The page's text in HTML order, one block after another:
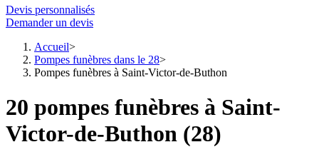
Devis personnalisés
Demander un devis
Accueil
Pompes funèbres dans le 28
Pompes funèbres à Saint-Victor-de-Buthon
20 pompes funèbres à Saint-
Victor-de-Buthon (28)